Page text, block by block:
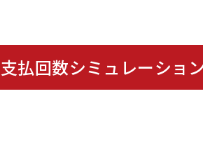
支払回数シミュレーショ